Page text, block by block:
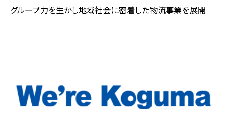
グループ力を生かし地域社会に密着した物流事業を展開